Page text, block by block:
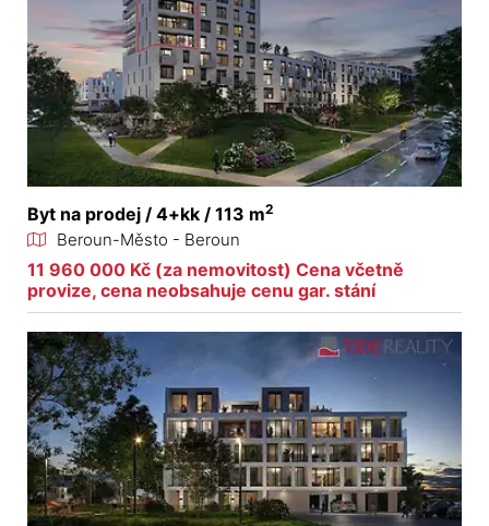
Byt na prodej / 4+kk / 113 m2
Beroun-Město - Beroun
11 960 000 Kč (za nemovitost) Cena včetně
provize, cena neobsahuje cenu gar. stání